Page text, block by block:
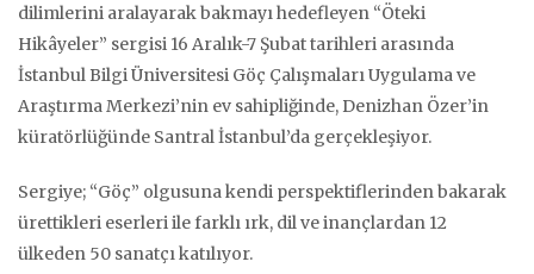
dilimlerini aralayarak bakmayı hedefleyen “Öteki
Hikâyeler” sergisi 16 Aralık-7 Şubat tarihleri arasında
İstanbul Bilgi Üniversitesi Göç Çalışmaları Uygulama ve
Araştırma Merkezi’nin ev sahipliğinde, Denizhan Özer’in
küratörlüğünde Santral İstanbul’da gerçekleşiyor.
Sergiye; “Göç” olgusuna kendi perspektiflerinden bakarak
ürettikleri eserleri ile farklı ırk, dil ve inançlardan 12
ülkeden 50 sanatçı katılıyor.